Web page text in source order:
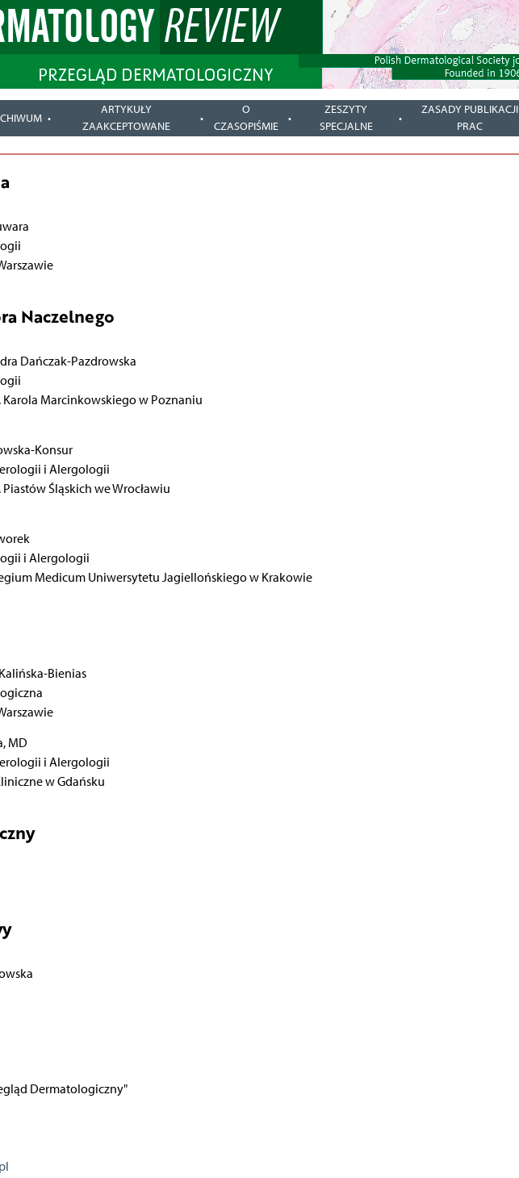
ARTYKUŁY
ZAAKCEPTOWANE
O
CZASOPIŚMIE
ZESZYTY
SPECJALNE
ZASADY PUBLIKACJI
PRAC
Naczelnego
Dańczak-Pazdrowska
Marcinkowskiego w Poznaniu
Konsur
i Alergologii
Śląskich we Wrocławiu
i Alergologii
Medicum Uniwersytetu Jagiellońskiego w Krakowie
Bienias
MD
i Alergologii
w Gdańsku
Dermatologiczny"